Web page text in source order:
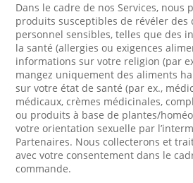
Dans le cadre de nos Services, nous
produits susceptibles de révéler des
personnel sensibles, telles que des
la santé (allergies ou exigences
informations sur votre religion (par
mangez uniquement des aliments
sur votre état de santé (par ex.,
médicaux, crèmes médicinales,
ou produits à base de plantes/
votre orientation sexuelle par
Partenaires. Nous collecterons et
avec votre consentement dans le
commande.